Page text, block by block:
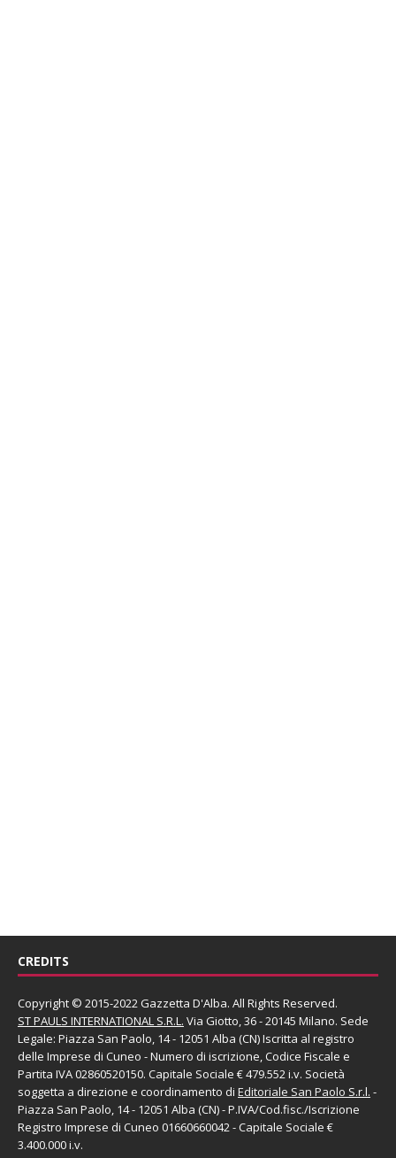
CREDITS
Copyright © 2015-2022 Gazzetta D'Alba. All Rights Reserved.
ST PAULS INTERNATIONAL S.R.L. Via Giotto, 36 - 20145 Milano. Sede
Legale: Piazza San Paolo, 14 - 12051 Alba (CN) Iscritta al registro
delle Imprese di Cuneo - Numero di iscrizione, Codice Fiscale e
Partita IVA 02860520150. Capitale Sociale € 479.552 i.v. Società
soggetta a direzione e coordinamento di Editoriale San Paolo S.r.l. -
Piazza San Paolo, 14 - 12051 Alba (CN) - P.IVA/Cod.fisc./Iscrizione
Registro Imprese di Cuneo 01660660042 - Capitale Sociale €
3.400.000 i.v.